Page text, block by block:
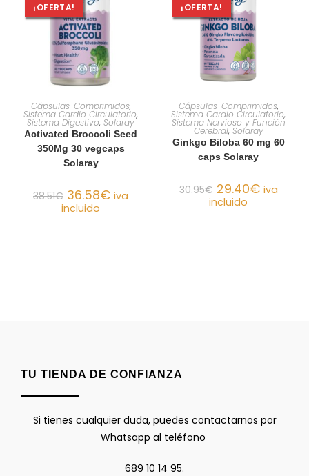
¡OFERTA!
AÑADIR AL CARRITO
Cápsulas-Comprimidos,
Sistema Cardio Circulatorio,
Sistema Digestivo, Solaray
Activated Broccoli Seed
350Mg 30 vegcaps
Solaray
38.51€ 36.58€ iva
incluido
¡OFERTA!
AÑADIR AL CARRITO
Cápsulas-Comprimidos,
Sistema Cardio Circulatorio,
Sistema Nervioso y Función
Cerebral, Solaray
Ginkgo Biloba 60 mg 60
caps Solaray
30.95€ 29.40€ iva
incluido
TU TIENDA DE CONFIANZA
Si tienes cualquier duda, puedes contactarnos por
Whatsapp al teléfono
689 10 14 95.